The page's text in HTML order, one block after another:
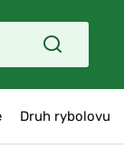
Druh rybolovu